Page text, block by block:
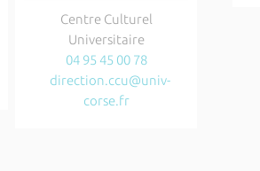
Centre Culturel
Universitaire
04 95 45 00 78
direction.ccu@univ-
corse.fr